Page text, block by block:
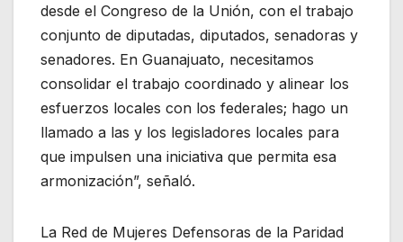
desde el Congreso de la Unión, con el trabajo
conjunto de diputadas, diputados, senadoras y
senadores. En Guanajuato, necesitamos
consolidar el trabajo coordinado y alinear los
esfuerzos locales con los federales; hago un
llamado a las y los legisladores locales para
que impulsen una iniciativa que permita esa
armonización”, señaló.
La Red de Mujeres Defensoras de la Paridad